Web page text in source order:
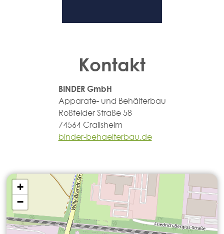
Kontakt
BINDER GmbH
Apparate- und Behälterbau
Roßfelder Straße 58
74564 Crailsheim
binder-behaelterbau.de
+
−